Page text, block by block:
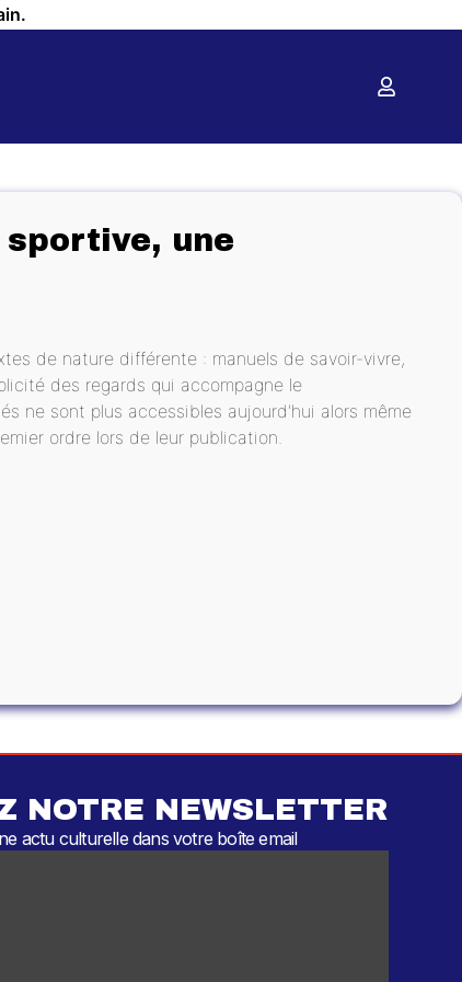
une
de nature différente : manuels de savoir-vivre,
des regards qui accompagne le
ne sont plus accessibles aujourd'hui alors même
ordre lors de leur publication.
NOTRE NEWSLETTER
actu culturelle dans votre boîte email